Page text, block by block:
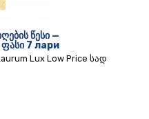
წესი —
7 лари
Lux Low Price სად